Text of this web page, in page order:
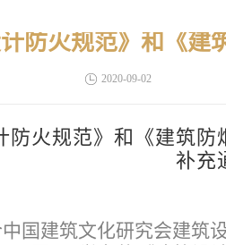
2020-09-02
防火规范》和《建筑
补充
国建筑文化研究会建筑